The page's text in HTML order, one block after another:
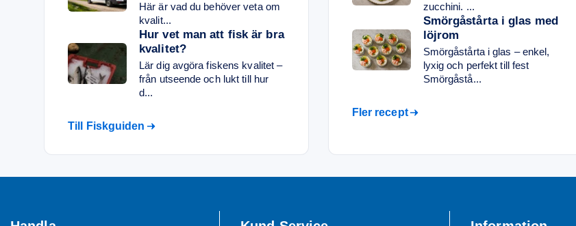
Här är vad du behöver veta om
kvalit...
Hur vet man att fisk är bra
kvalitet?
Lär dig avgöra fiskens kvalitet –
från utseende och lukt till hur
d...
Till Fiskguiden
zucchini. ...
Smörgåstårta i glas med
löjrom
Smörgåstårta i glas – enkel,
lyxig och perfekt till fest
Smörgåstå...
Fler recept